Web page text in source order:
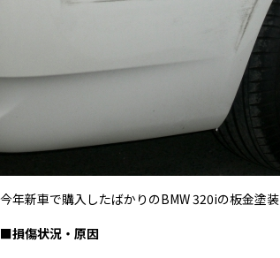
今年新車で購入したばかりのBMW 320iの板金塗装
■損傷状況・原因